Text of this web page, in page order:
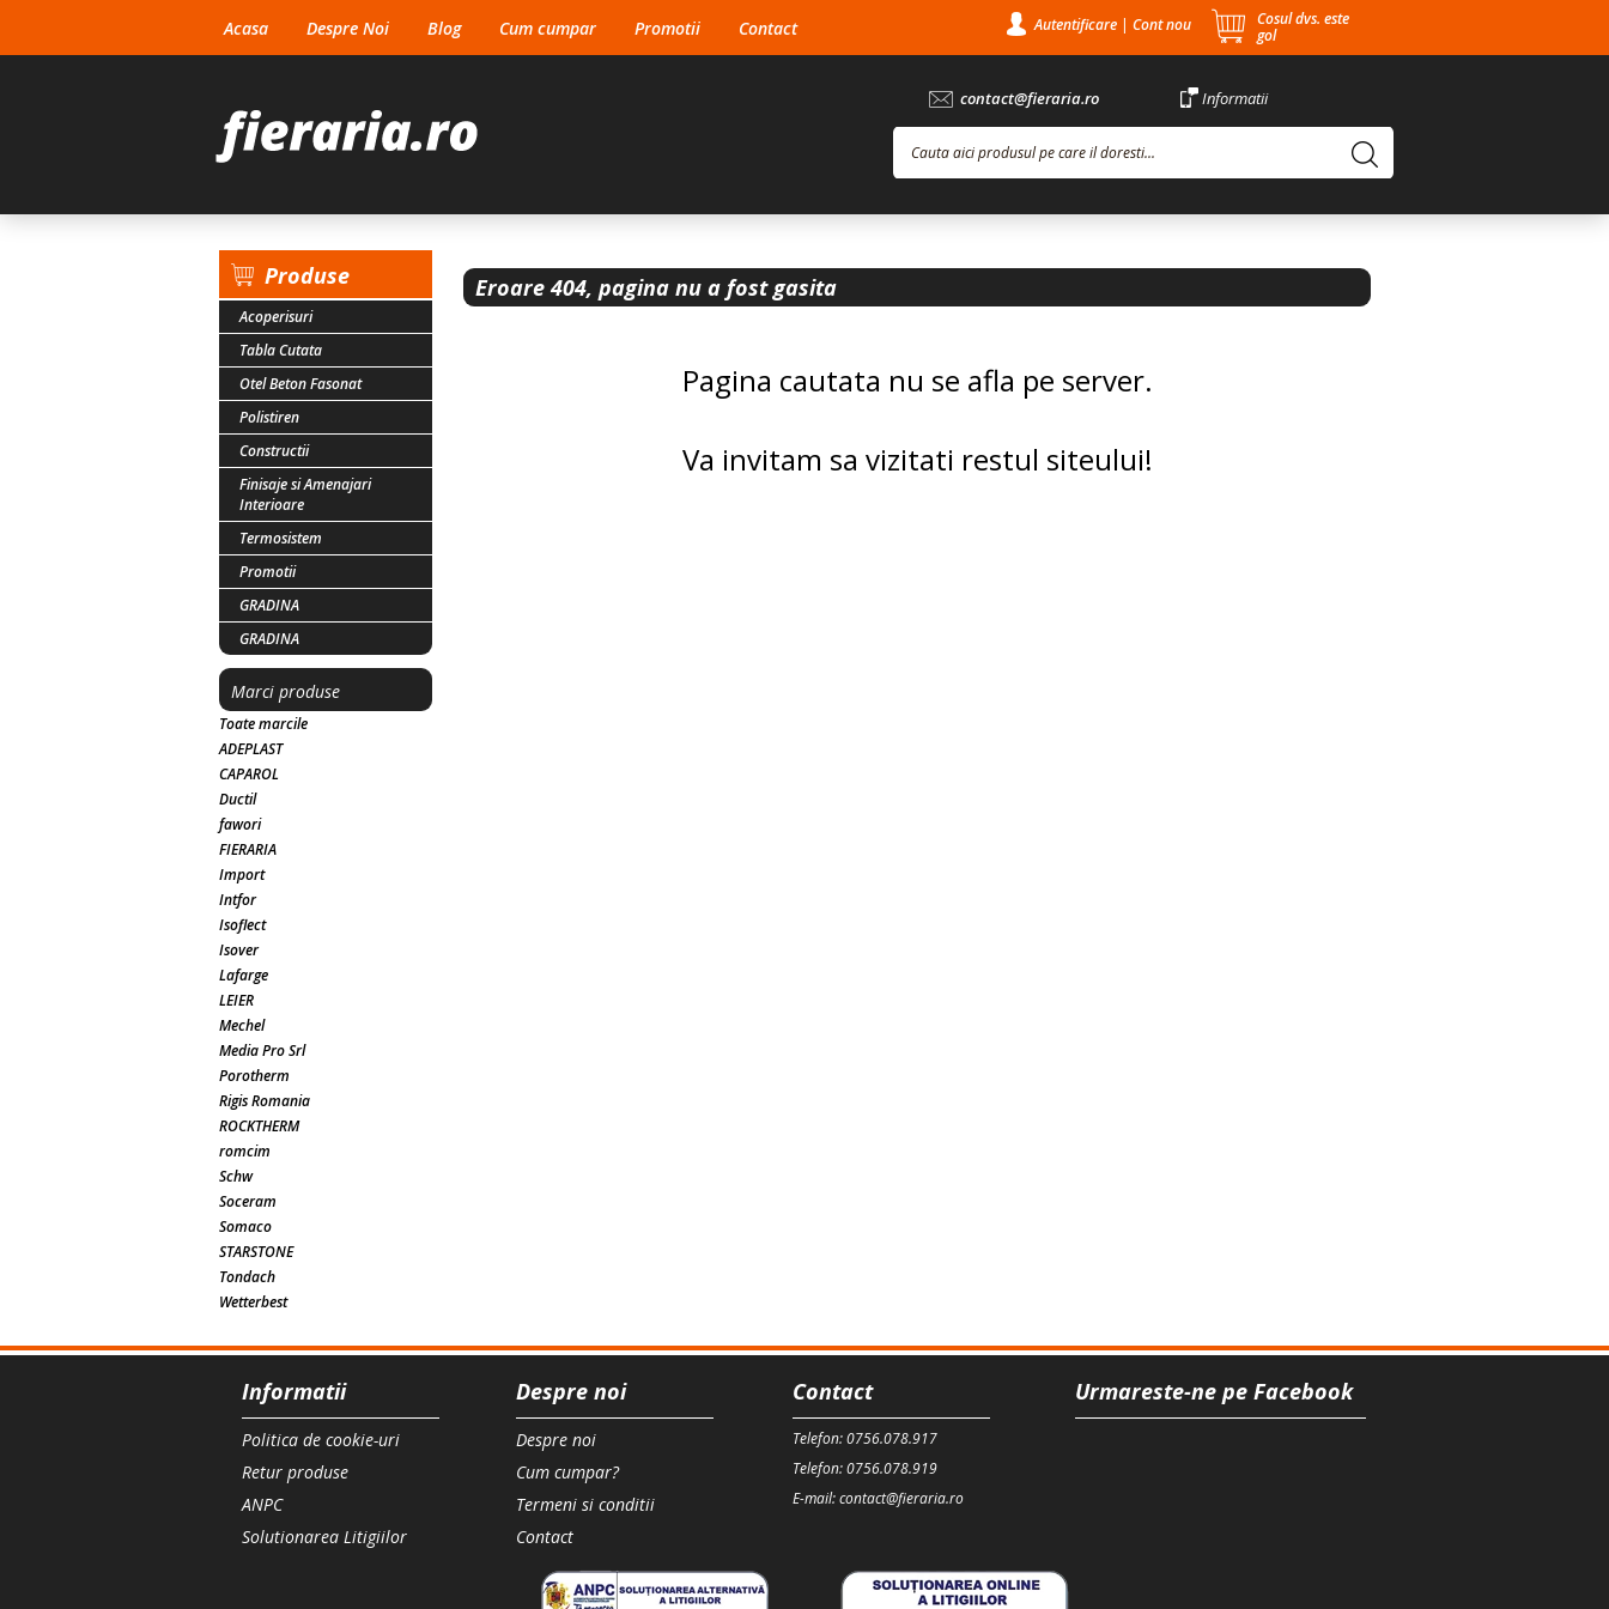
Acasa Despre Noi Blog Cum cumpar Promotii Contact Autentificare| Cont nou
Cosul dvs. este
gol
contact@fieraria.ro Informatii
la:0756.078.919
Produse
Acoperisuri
Tabla Cutata
Otel Beton Fasonat
Polistiren
Constructii
Finisaje si Amenajari
Interioare
Termosistem
Promotii
GRADINA
GRADINA
Marci produse
Toate marcile
ADEPLAST
CAPAROL
Ductil
fawori
FIERARIA
Import
Intfor
Isoflect
Isover
Lafarge
LEIER
Mechel
Media Pro Srl
Porotherm
Rigis Romania
ROCKTHERM
romcim
Schw
Soceram
Somaco
STARSTONE
Tondach
Wetterbest
Eroare 404, pagina nu a fost gasita
Pagina cautata nu se afla pe server.
Va invitam sa vizitati restul siteului!
Informatii
Politica de cookie-uri
Retur produse
ANPC
Solutionarea Litigiilor
Despre noi
Despre noi
Cum cumpar?
Termeni si conditii
Contact
Contact
Telefon: 0756.078.917
Telefon: 0756.078.919
E-mail: contact@fieraria.ro
Urmareste-ne pe Facebook